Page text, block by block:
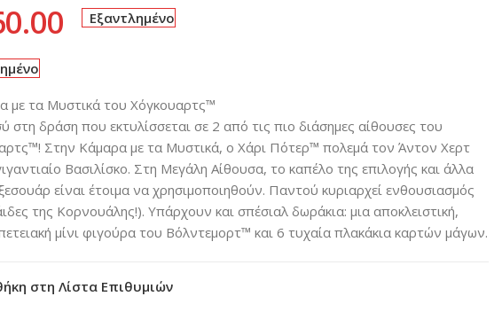
Εξαντλημένο
με τα Μυστικά του Χόγκουαρτς™
στη δράση που εκτυλίσσεται σε 2 από τις πιο διάσημες αίθουσες του
Στην Κάμαρα με τα Μυστικά, ο Χάρι Πότερ™ πολεμά τον Άντον Χερτ
Βασιλίσκο. Στη Μεγάλη Αίθουσα, το καπέλο της επιλογής και άλλα
είναι έτοιμα να χρησιμοποιηθούν. Παντού κυριαρχεί ενθουσιασμός
της Κορνουάλης!). Υπάρχουν και σπέσιαλ δωράκια: μια αποκλειστική,
μίνι φιγούρα του Βόλντεμορτ™ και 6 τυχαία πλακάκια καρτών μάγων.
στη Λίστα Επιθυμιών